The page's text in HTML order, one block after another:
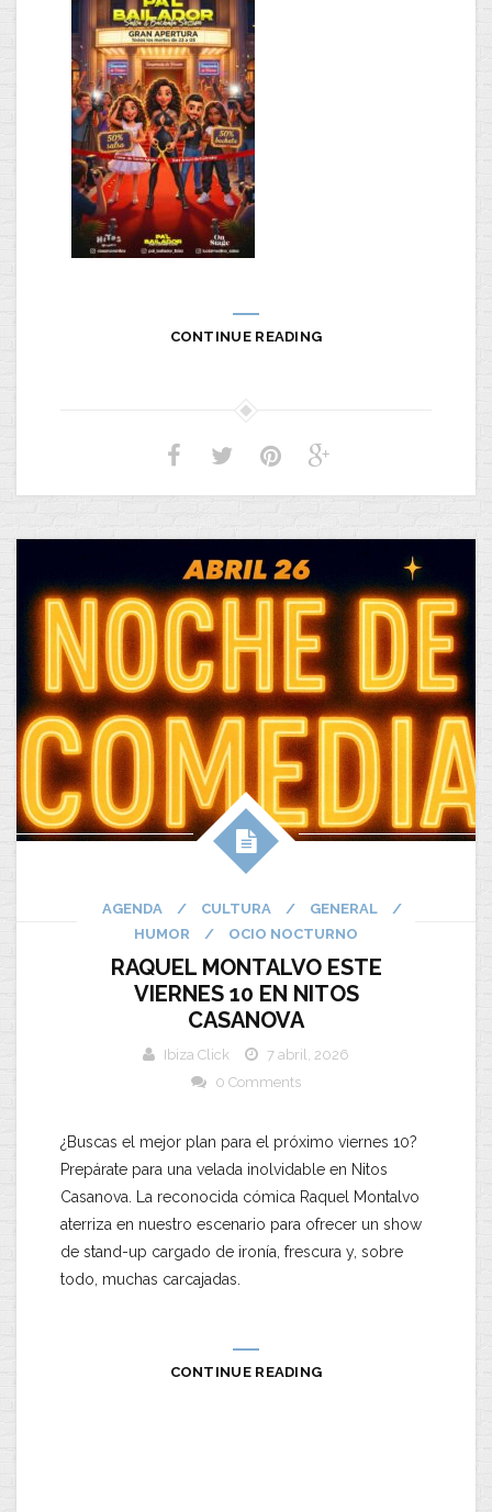
CONTINUE READING
AGENDA / CULTURA / GENERAL
/
HUMOR
/ OCIO NOCTURNO
RAQUEL MONTALVO ESTE
VIERNES 10 EN NITOS
CASANOVA
Ibiza Click
7 abril, 2026
0 Comments
​¿Buscas el mejor plan para el próximo viernes 10?
Prepárate para una velada inolvidable en Nitos
Casanova . La reconocida cómica Raquel Montalvo
aterriza en nuestro escenario para ofrecer un show
de stand-up cargado de ironía, frescura y, sobre
todo, muchas carcajadas.
CONTINUE READING